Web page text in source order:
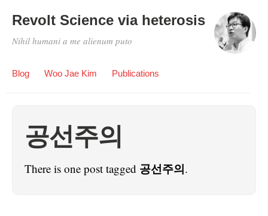
Revolt Science via heterosis
Nihil humani a me alienum puto
Blog Woo Jae Kim Publications
공선주의
There is one post tagged 공선주의.